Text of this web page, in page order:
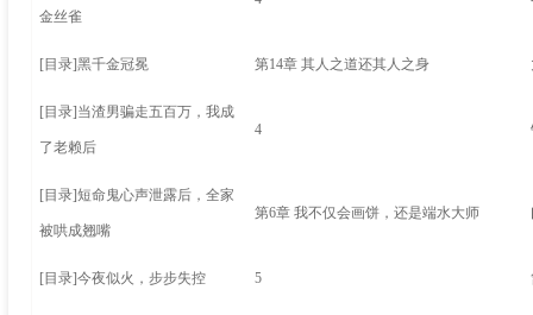
金丝雀
[目录]黑千金冠冕 第14章 其人之道还其人之身
[目录] 当渣男骗走五百万，我成
了老赖后
4
[目录]短命鬼心声泄露后，全家
被哄成翘嘴
第6章 我不仅会画饼，还是端水大师
[目录]今夜似火，步步失控 5